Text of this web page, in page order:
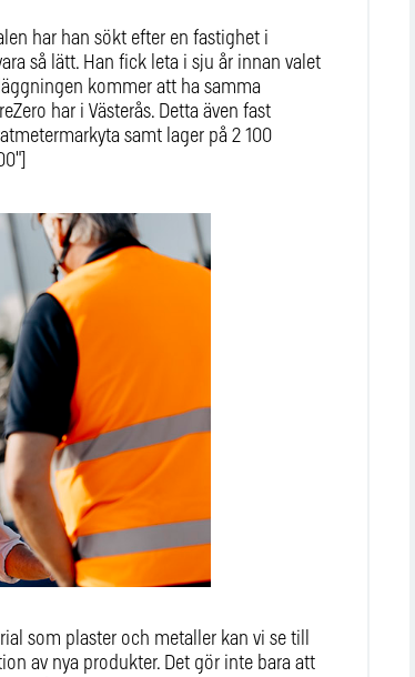
har han sökt efter en fastighet i
så lätt. Han fick leta i sju år innan valet
kommer att ha samma
har i Västerås. Detta även fast
samt lager på 2 100
som plaster och metaller kan vi se till
av nya produkter. Det gör inte bara att